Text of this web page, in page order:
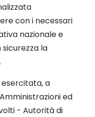
con i necessari
nazionale e
la
esercitata, a
ed
- Autorità di